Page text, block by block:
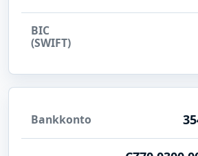
BIC
(SWIFT)
Bankkonto